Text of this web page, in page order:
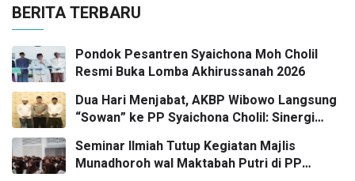
BERITA TERBARU
Pondok Pesantren Syaichona Moh Cholil
Resmi Buka Lomba Akhirussanah 2026
Dua Hari Menjabat, AKBP Wibowo Langsung
“Sowan” ke PP Syaichona Cholil: Sinergi
Kunci Bangkalan Madani
Seminar Ilmiah Tutup Kegiatan Majlis
Munadhoroh wal Maktabah Putri di PP